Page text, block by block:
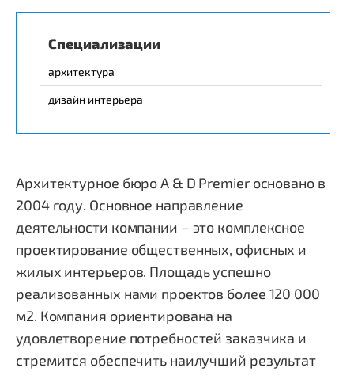
Специализации
архитектура
дизайн интерьера
Архитектурное бюро A & D Premier основано в
2004 году. Основное направление
деятельности компании – это комплексное
проектирование общественных, офисных и
жилых интерьеров. Площадь успешно
реализованных нами проектов более 120 000
м2. Компания ориентирована на
удовлетворение потребностей заказчика и
стремится обеспечить наилучший результат